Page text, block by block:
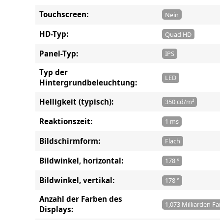
Touchscreen: Nein
HD-Typ: Quad HD
Panel-Typ: IPS
Typ der
Hintergrundbeleuchtung:
LED
Helligkeit (typisch): 350 cd/m²
Reaktionszeit: 1 ms
Bildschirmform: Flach
Bildwinkel, horizontal: 178 °
Bildwinkel, vertikal: 178 °
Anzahl der Farben des
Displays:
1,073 Milliarden